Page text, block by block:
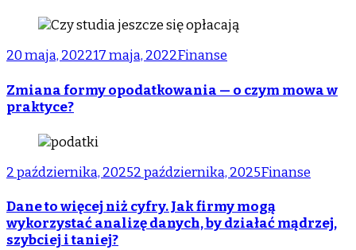
20 maja, 202217 maja, 2022Finanse
Zmiana formy opodatkowania — o czym mowa w
praktyce?
2 października, 20252 października, 2025Finanse
Dane to więcej niż cyfry. Jak firmy mogą
wykorzystać analizę danych, by działać mądrzej,
szybciej i taniej?